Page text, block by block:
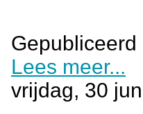
Gepubliceerd
Lees meer...
vrijdag, 30